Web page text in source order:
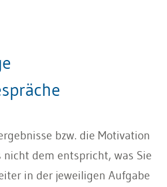
bzw. die Motivation
dem entspricht, was Sie
in der jeweiligen Aufgabe